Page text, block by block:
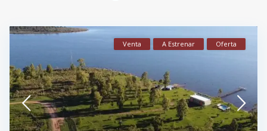
Venta A Estrenar Oferta